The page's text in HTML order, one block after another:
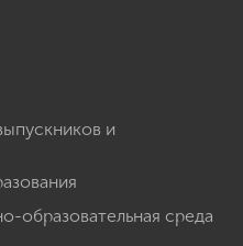
и
образовательная среда